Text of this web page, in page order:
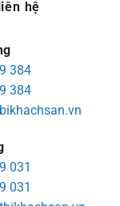
hệ
384
384
031
031